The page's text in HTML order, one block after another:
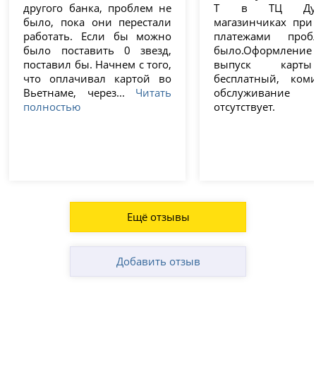
другого банка, проблем не
было, пока они перестали
работать. Если бы можно
было поставить 0 звезд,
поставил бы. Начнем с того,
что оплачивал картой во
Вьетнаме, через... Читать
полностью
Т в ТЦ
магазинчиках
платежами
было.Оформление
выпуск
бесплатный,
отсутствует.
Ещё отзывы
Добавить отзыв